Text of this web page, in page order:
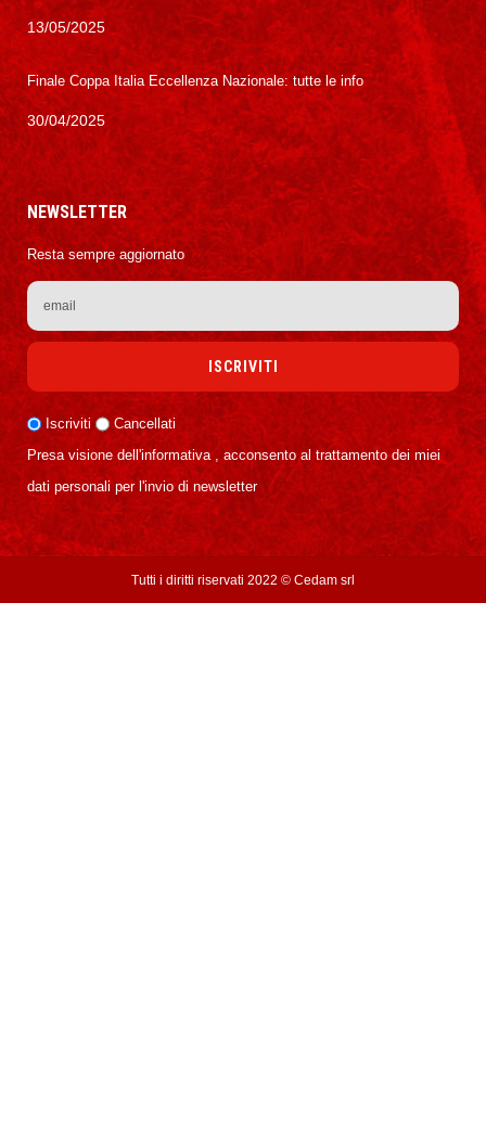
13/05/2025
Finale Coppa Italia Eccellenza Nazionale: tutte le info
30/04/2025
NEWSLETTER
Resta sempre aggiornato
Iscriviti
Cancellati
Presa visione dell'informativa , acconsento al trattamento dei miei
dati personali per l'invio di newsletter
Tutti i diritti riservati 2022 © Cedam srl